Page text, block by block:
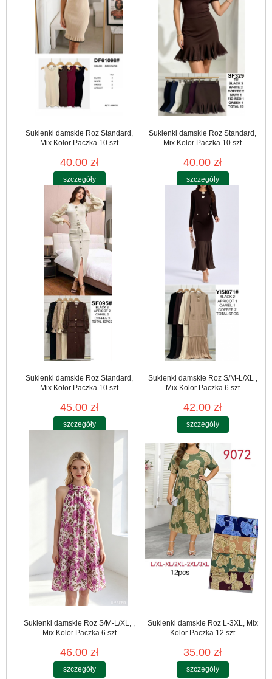
Sukienki damskie Roz Standard,
Mix Kolor Paczka 10 szt
40.00 zł
szczegóły
Sukienki damskie Roz Standard,
Mix Kolor Paczka 10 szt
40.00 zł
szczegóły
Sukienki damskie Roz Standard,
Mix Kolor Paczka 10 szt
45.00 zł
szczegóły
Sukienki damskie Roz S/M-L/XL ,
Mix Kolor Paczka 6 szt
42.00 zł
szczegóły
Sukienki damskie Roz S/M-L/XL, ,
Mix Kolor Paczka 6 szt
46.00 zł
szczegóły
Sukienki damskie Roz L-3XL, Mix
Kolor Paczka 12 szt
35.00 zł
szczegóły